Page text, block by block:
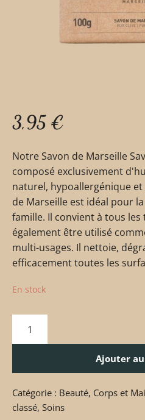
3,95 €
Notre Savon de Marseille
composé exclusivement
naturel, hypoallergénique et
de Marseille est idéal pour
famille. Il convient à tous les
également être utilisé
multi-usages. Il nettoie,
efficacement toutes les
En stock
Ajouter
Catégorie : Beauté, Corps et
classé, Soins